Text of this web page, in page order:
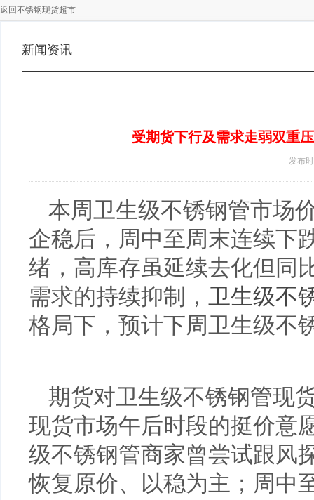
返回不锈钢现货超市
新闻资讯
受期货下行及需求走弱双重
发布
本周卫生级不锈钢管市场
企稳后，周中至周末连续下
绪，高库存虽延续去化但同
需求的持续抑制， 卫生级不
格局下，预计下周卫生级不
期货对卫生级不锈钢管现
现货市场午后时段的挺价意
级不锈钢管商家曾尝试跟风
恢复原价、以稳为主；周中